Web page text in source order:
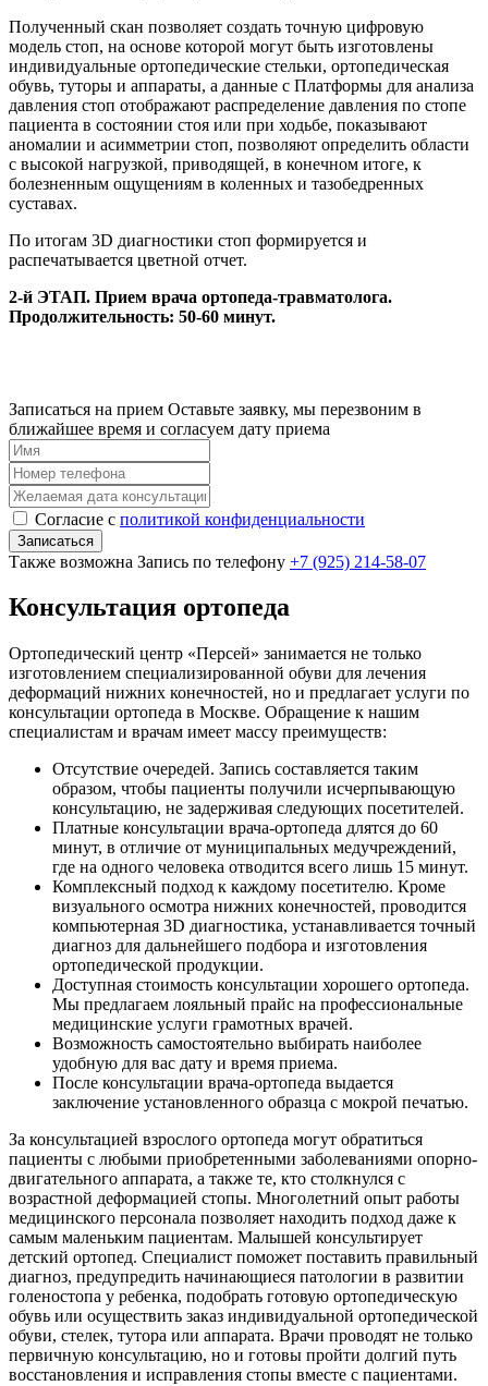
Полученный скан позволяет создать точную цифровую
модель стоп, на основе которой могут быть изготовлены
индивидуальные ортопедические стельки, ортопедическая
обувь, туторы и аппараты, а данные с Платформы для анализа
давления стоп отображают распределение давления по стопе
пациента в состоянии стоя или при ходьбе, показывают
аномалии и асимметрии стоп, позволяют определить области
с высокой нагрузкой, приводящей, в конечном итоге, к
болезненным ощущениям в коленных и тазобедренных
суставах.
По итогам 3D диагностики стоп формируется и
распечатывается цветной отчет.
2-й ЭТАП. Прием врача ортопеда-травматолога.
Продолжительность: 50-60 минут.
Записаться на прием Оставьте заявку, мы перезвоним в
ближайшее время и согласуем дату приема
Согласие с политикой конфиденциальности
Записаться
Также возможна Запись по телефону +7 (925) 214-58-07
Консультация ортопеда
Ортопедический центр «Персей» занимается не только
изготовлением специализированной обуви для лечения
деформаций нижних конечностей, но и предлагает услуги по
консультации ортопеда в Москве. Обращение к нашим
специалистам и врачам имеет массу преимуществ:
Отсутствие очередей. Запись составляется таким
образом, чтобы пациенты получили исчерпывающую
консультацию, не задерживая следующих посетителей.
Платные консультации врача-ортопеда длятся до 60
минут, в отличие от муниципальных медучреждений,
где на одного человека отводится всего лишь 15 минут.
Комплексный подход к каждому посетителю. Кроме
визуального осмотра нижних конечностей, проводится
компьютерная 3D диагностика, устанавливается точный
диагноз для дальнейшего подбора и изготовления
ортопедической продукции.
Доступная стоимость консультации хорошего ортопеда.
Мы предлагаем лояльный прайс на профессиональные
медицинские услуги грамотных врачей.
Возможность самостоятельно выбирать наиболее
удобную для вас дату и время приема.
После консультации врача-ортопеда выдается
заключение установленного образца с мокрой печатью.
За консультацией взрослого ортопеда могут обратиться
пациенты с любыми приобретенными заболеваниями опорно-
двигательного аппарата, а также те, кто столкнулся с
возрастной деформацией стопы. Многолетний опыт работы
медицинского персонала позволяет находить подход даже к
самым маленьким пациентам. Малышей консультирует
детский ортопед. Специалист поможет поставить правильный
диагноз, предупредить начинающиеся патологии в развитии
голеностопа у ребенка, подобрать готовую ортопедическую
обувь или осуществить заказ индивидуальной ортопедической
обуви, стелек, тутора или аппарата. Врачи проводят не только
первичную консультацию, но и готовы пройти долгий путь
восстановления и исправления стопы вместе с пациентами.